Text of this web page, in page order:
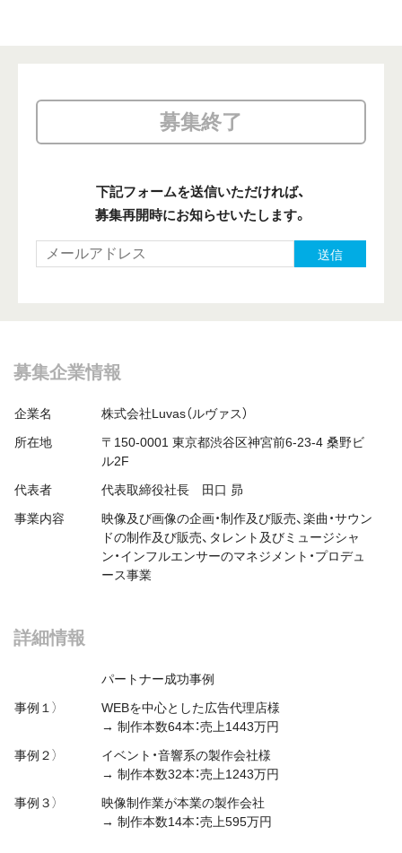
募集終了
下記フォームを送信いただければ、
募集再開時にお知らせいたします。
送信
募集企業情報
企業名
株式会社Luvas（ルヴァス）
所在地
〒150-0001 東京都渋谷区神宮前6-23-4 桑野ビ
ル2F
代表者
代表取締役社長 田口 昴
事業内容
映像及び画像の企画・制作及び販売、楽曲・サウン
ドの制作及び販売、タレント及びミュージシャ
ン・インフルエンサーのマネジメント・プロデュ
ース事業
詳細情報
パートナー成功事例
事例１）
WEBを中心とした広告代理店様
→ 制作本数64本：売上1443万円
事例２）
イベント・音響系の製作会社様
→ 制作本数32本：売上1243万円
事例３）
映像制作業が本業の製作会社
→ 制作本数14本：売上595万円